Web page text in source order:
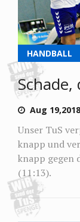
HANDBALL
Aug 19,2018
Unser TuS
knapp und
knapp gegen
(11:13).